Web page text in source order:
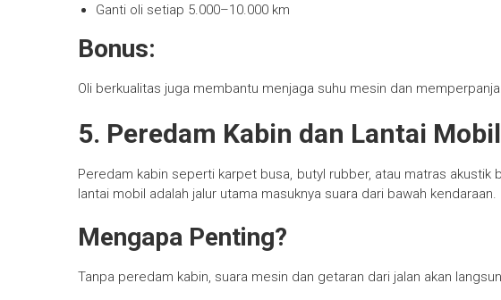
Ganti oli setiap 5.000–10.000 km
Bonus:
Oli berkualitas juga membantu menjaga suhu mesin dan
5. Peredam Kabin dan Lantai Mobil
Peredam kabin seperti karpet busa, butyl rubber, atau matras akustik
lantai mobil adalah jalur utama masuknya suara dari bawah kendaraan.
Mengapa Penting?
Tanpa peredam kabin, suara mesin dan getaran dari jalan akan